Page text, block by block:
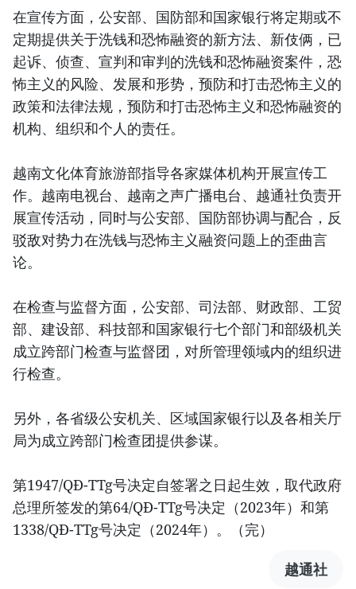
在宣传方面，公安部、国防部和国家银行将定期或不
定期提供关于洗钱和恐怖融资的新方法、新伎俩，已
起诉、侦查、宣判和审判的洗钱和恐怖融资案件，恐
怖主义的风险、发展和形势，预防和打击恐怖主义的
政策和法律法规，预防和打击恐怖主义和恐怖融资的
机构、组织和个人的责任。
越南文化体育旅游部指导各家媒体机构开展宣传工
作。越南电视台、越南之声广播电台、越通社负责开
展宣传活动，同时与公安部、国防部协调与配合，反
驳敌对势力在洗钱与恐怖主义融资问题上的歪曲言
论。
在检查与监督方面，公安部、司法部、财政部、工贸
部、建设部、科技部和国家银行七个部门和部级机关
成立跨部门检查与监督团，对所管理领域内的组织进
行检查。
另外，各省级公安机关、区域国家银行以及各相关厅
局为成立跨部门检查团提供参谋。
第1947/QĐ-TTg号决定自签署之日起生效，取代政府
总理所签发的第64/QĐ-TTg号决定（2023年）和第
1338/QĐ-TTg号决定（2024年）。（完）
越通社